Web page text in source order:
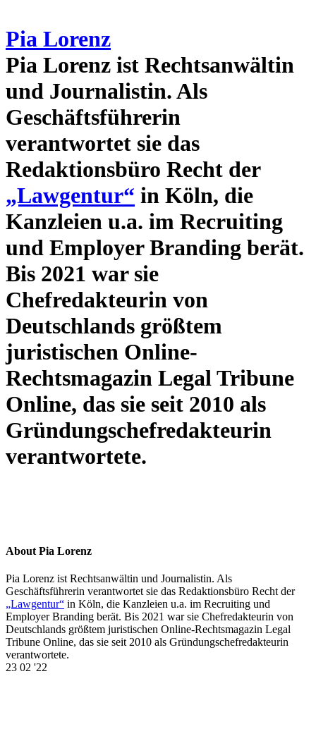
Pia Lorenz
Pia Lorenz ist Rechtsanwältin
und Journalistin. Als
Geschäftsführerin
verantwortet sie das
Redaktionsbüro Recht der
„Lawgentur“ in Köln, die
Kanzleien u.a. im Recruiting
und Employer Branding berät.
Bis 2021 war sie
Chefredakteurin von
Deutschlands größtem
juristischen Online-
Rechtsmagazin Legal Tribune
Online, das sie seit 2010 als
Gründungschefredakteurin
verantwortete.
About Pia Lorenz
Pia Lorenz ist Rechtsanwältin und Journalistin. Als
Geschäftsführerin verantwortet sie das Redaktionsbüro Recht der
„Lawgentur“ in Köln, die Kanzleien u.a. im Recruiting und
Employer Branding berät. Bis 2021 war sie Chefredakteurin von
Deutschlands größtem juristischen Online-Rechtsmagazin Legal
Tribune Online, das sie seit 2010 als Gründungschefredakteurin
verantwortete.
23 02 '22